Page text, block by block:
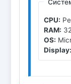
CPU:
RAM:
OS:
Display: